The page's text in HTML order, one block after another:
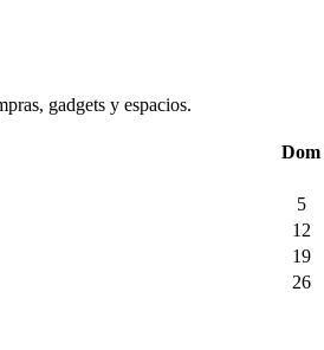
gadgets y espacios.
Dom
5
12
19
26